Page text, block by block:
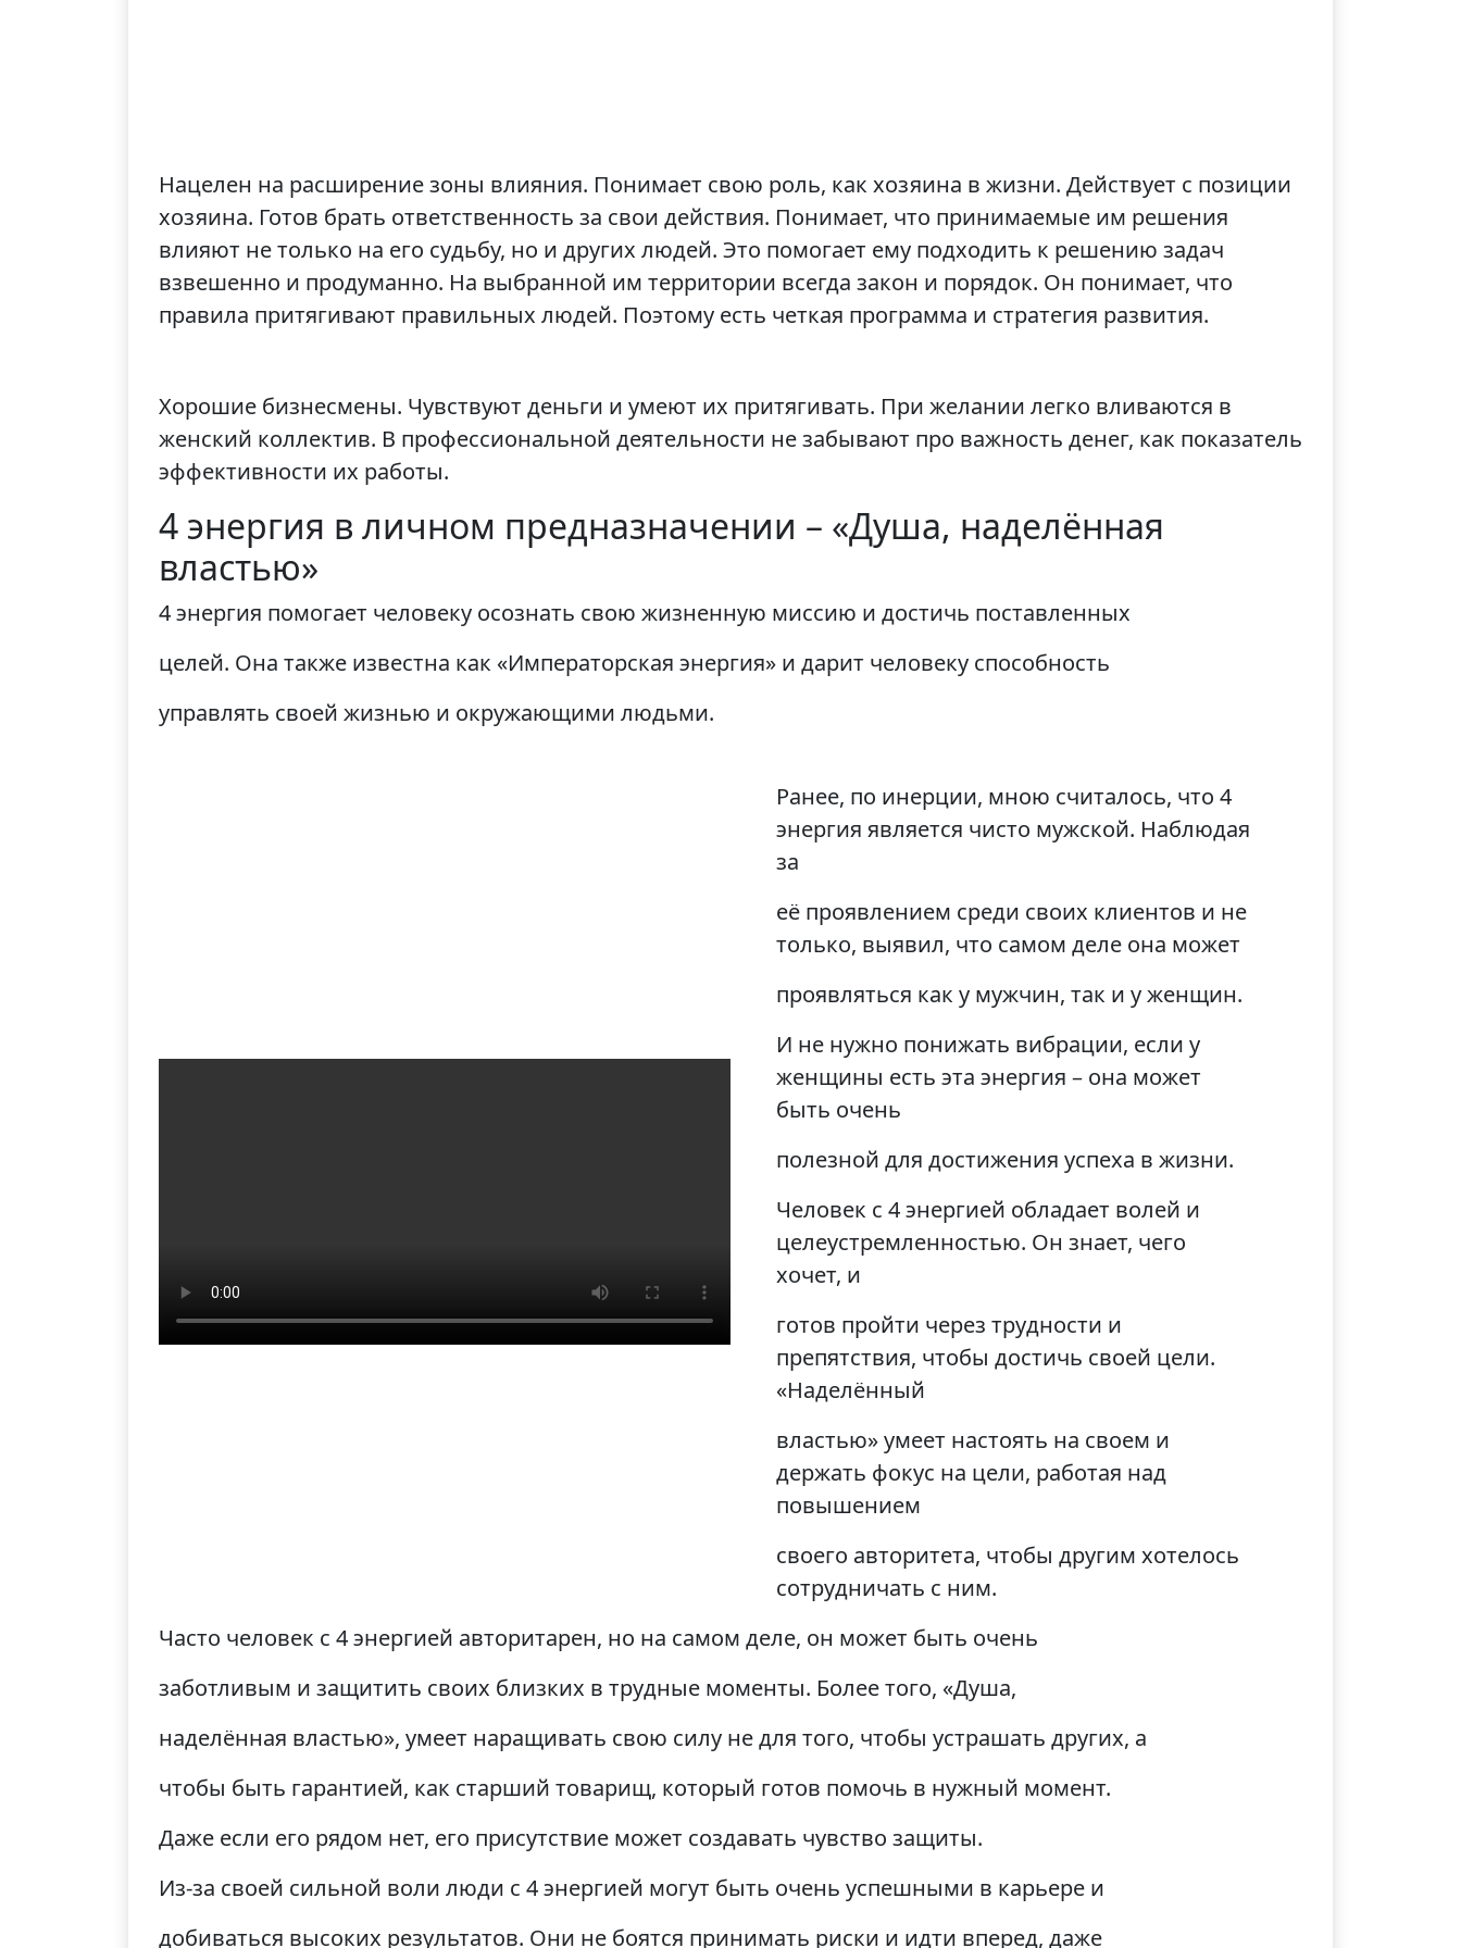
Нацелен на расширение зоны влияния. Понимает свою роль, как хозяина в жизни. Действует с позиции
хозяина. Готов брать ответственность за свои действия. Понимает, что принимаемые им решения
влияют не только на его судьбу, но и других людей. Это помогает ему подходить к решению задач
взвешенно и продуманно. На выбранной им территории всегда закон и порядок. Он понимает, что
правила притягивают правильных людей. Поэтому есть четкая программа и стратегия развития.
Хорошие бизнесмены. Чувствуют деньги и умеют их притягивать. При желании легко вливаются в
женский коллектив. В профессиональной деятельности не забывают про важность денег, как показатель
эффективности их работы.
4 энергия в личном предназначении – «Душа, наделённая
властью»
4 энергия помогает человеку осознать свою жизненную миссию и достичь поставленных
целей. Она также известна как «Императорская энергия» и дарит человеку способность
управлять своей жизнью и окружающими людьми.
Ранее, по инерции, мною считалось, что 4
энергия является чисто мужской. Наблюдая
за
её проявлением среди своих клиентов и не
только, выявил, что самом деле она может
проявляться как у мужчин, так и у женщин.
И не нужно понижать вибрации, если у
женщины есть эта энергия – она может
быть очень
полезной для достижения успеха в жизни.
Человек с 4 энергией обладает волей и
целеустремленностью. Он знает, чего
хочет, и
готов пройти через трудности и
препятствия, чтобы достичь своей цели.
«Наделённый
властью» умеет настоять на своем и
держать фокус на цели, работая над
повышением
своего авторитета, чтобы другим хотелось
сотрудничать с ним.
Часто человек с 4 энергией авторитарен, но на самом деле, он может быть очень
заботливым и защитить своих близких в трудные моменты. Более того, «Душа,
наделённая властью», умеет наращивать свою силу не для того, чтобы устрашать других, а
чтобы быть гарантией, как старший товарищ, который готов помочь в нужный момент.
Даже если его рядом нет, его присутствие может создавать чувство защиты.
Из-за своей сильной воли люди с 4 энергией могут быть очень успешными в карьере и
добиваться высоких результатов. Они не боятся принимать риски и идти вперед, даже